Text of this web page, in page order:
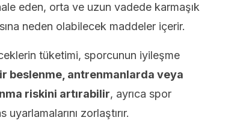
eden, orta ve uzun vadede karmaşık
neden olabilecek maddeler içerir.
tüketimi, sporcunun iyileşme
beslenme, antrenmanlarda veya
riskini artırabilir, ayrıca spor
zorlaştırır.